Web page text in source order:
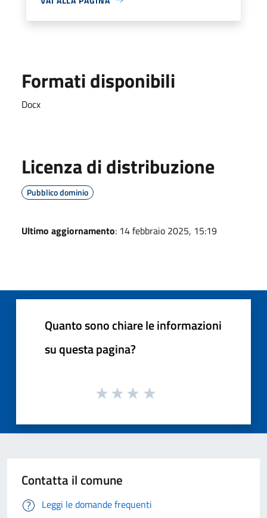
Formati disponibili
Docx
Licenza di distribuzione
Pubblico dominio
Ultimo aggiornamento: 14 febbraio 2025, 15:19
Quanto sono chiare le informazioni
su questa pagina?
Contatta il comune
Leggi le domande frequenti